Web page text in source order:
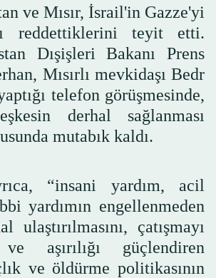
ve Mısır, İsrail'in Gazze'yi
reddettiklerini teyit etti.
Dışişleri Bakanı Prens
Mısırlı mevkidaşı Bedr
telefon görüşmesinde,
derhal sağlanması
mutabık kaldı.
“insani yardım, acil
yardımın engellenmeden
çatışmayı
aşırılığı güçlendiren
ve öldürme politikasının